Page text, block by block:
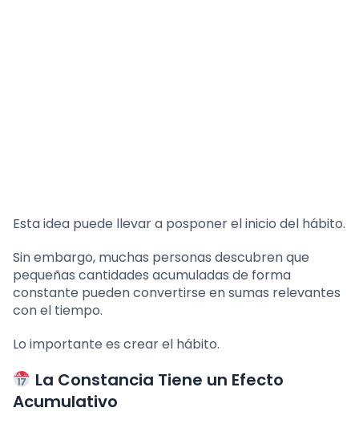
Esta idea puede llevar a posponer el inicio del hábito.
Sin embargo, muchas personas descubren que
pequeñas cantidades acumuladas de forma
constante pueden convertirse en sumas relevantes
con el tiempo.
Lo importante es crear el hábito.
La Constancia Tiene un Efecto
Acumulativo